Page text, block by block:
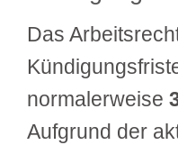
Das
normalerweise
Aufgrund der